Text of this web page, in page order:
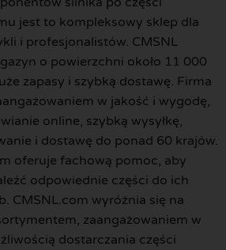
jest to kompleksowy sklep dla
i profesjonalistów. CMSNL
o powierzchni około 11 000
zapasy i szybką dostawę. Firma
w jakość i wygodę,
online, szybką wysyłkę,
i dostawę do ponad 60 krajów.
oferuje fachową pomoc, aby
odpowiednie części do ich
CMSNL.com wyróżnia się na
zaangażowaniem w
dostarczania części